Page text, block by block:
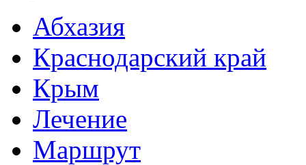
Абхазия
Краснодарский край
Крым
Лечение
Маршрут